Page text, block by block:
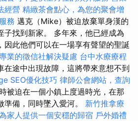
經營 精緻茶會點心，為您的聚會增
務 邁克（Mike）被迫放棄單身漢的
子找到新家。 多年來，他已經成為
因此他們可以在一場享有聲望的聖誕
業的徵信社解決疑慮 台中水療療程
在途中出現故障，這將帶來意想不到
SEO優化技巧 律師公會網站，查詢
被迫在一個小鎮上度過時光，在那
備，同時墜入愛河。 新竹推拿療
家人提供一個安穩的歸宿 戶外婚禮